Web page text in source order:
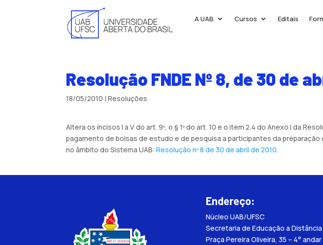
A UAB Cursos Editais
Resolução FNDE Nº 8, de 30 de
18/05/2010 |Resoluções
Altera os incisos I a V do art. 9º, o § 1º do art. 10 e o item 2.4 do Anexo I da
pagamento de bolsas de estudo e de pesquisa a participantes da
no âmbito do Sistema UAB:Resolução nº 8 de 30 de abril de 2010.
Endereço:
Núcleo UAB/UFSC
Secretaria de Educação a Distância
Praça Pereira Oliveira, 35 – 4°